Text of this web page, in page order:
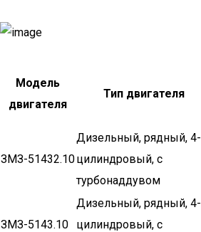
Модель
двигателя
Тип двигателя
ЗМЗ-51432.10
Дизельный, рядный, 4-
цилиндровый, с
турбонаддувом
ЗМЗ-5143.10
Дизельный, рядный, 4-
цилиндровый, с